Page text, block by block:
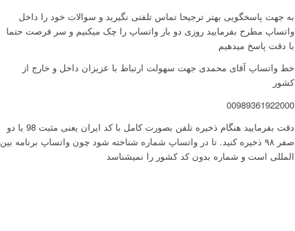
به جهت پاسخگویی بهتر ترجیحا تماس تلفنی نگیرید و سوالات خود را داخل
واتساپ مطرح بفرمایید روزی دو بار واتساپ را چک میکنیم و سر فرصت حتما
با دقت پاسخ میدهیم
خط واتساپ آقای محمدی جهت سهولت ارتباط با عزیزان داخل و خارج از
کشور
00989361922000
دقت بفرمایید هنگام ذخیره تلفن بصورت کامل با کد ایران یعنی مثبت 98 یا دو
صفر ۹۸ ذخیره کنید. تا در واتساپ شماره شناخته شود چون واتساپ برنامه بین
المللی است و شماره بدون کد کشور را نمیشناسد